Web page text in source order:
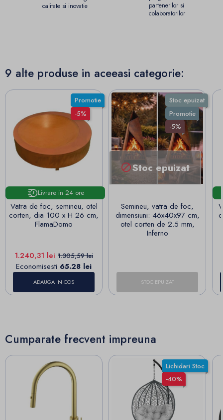
calitate si inovatie
partenerilor si
colaboratorilor
9 alte produse in aceeasi categorie:
Promotie
-5%
Livrare in 24 ore
Vatra de foc, semineu, otel
corten, dia 100 x H 26 cm,
FlamaDomo
Pret
1.240,31 lei Pret de baza
1.305,59 lei
Economisesti 65.28 lei
ADAUGA IN COS
Stoc epuizat
Promotie
-5%
Stoc epuizat
Semineu, vatra de foc,
dimensiuni: 46x40x97 cm,
otel corten de 2.5 mm,
Inferno
STOC EPUIZAT
Cumparate frecvent impreuna
Lichidari Stoc
-40%